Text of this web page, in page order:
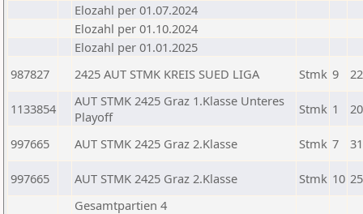
Elozahl per 01.07.2024
Elozahl per 01.10.2024
Elozahl per 01.01.2025
987827
2425 AUT STMK KREIS SUED LIGA Stmk 9
1133854
AUT STMK 2425 Graz 1.Klasse Unteres
Playoff
Stmk 1
997665 AUT STMK 2425 Graz 2.Klasse Stmk 7
997665 AUT STMK 2425 Graz 2.Klasse Stmk 10
Gesamtpartien 4